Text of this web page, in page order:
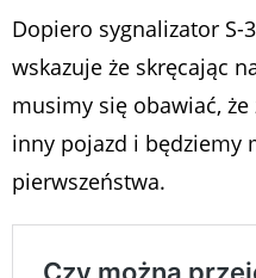
Dopiero sygnalizator S-
wskazuje że skręcając
musimy się obawiać,
inny pojazd i będziemy
pierwszeństwa.